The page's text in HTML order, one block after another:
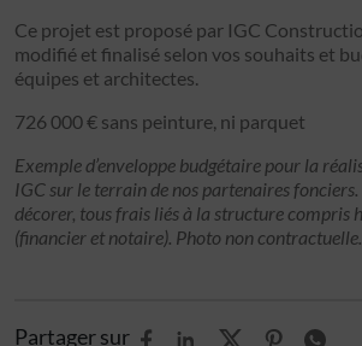
Ce projet est proposé par IGC
modifié et finalisé selon vos souhaits et
équipes et architectes.
726 000 € sans peinture, ni parquet
Exemple d’enveloppe budgétaire pour la
IGC sur le terrain de nos partenaires
décorer, tous frais liés à la structure compris
(financier et notaire). Photo non contractuelle.
Partager sur